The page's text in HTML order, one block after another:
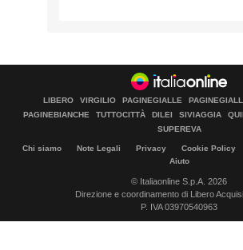
LIBERO VIRGILIO PAGINEGIALLE
PAGINEBIANCHE
TUTTOCITTÀ DILEI SIVIAGGIA
SUPEREVA
Chi siamo Note Legali Privacy Cookie Policy
Aiuto
© Italiaonline S.p.A. 2026
Direzione e coordinamento di Libero
P. IVA 03970540963